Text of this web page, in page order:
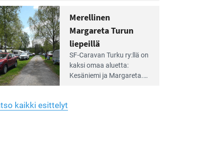
on 130 sähköllä
varustettua caravan-paik­
kaa sekä kymmenen
paikkaa ilman sähköä.
Merellinen
Margareta Turun
liepeillä
SF-Caravan Turku ry:llä on
kaksi omaa aluet­ta:
Kesäniemi ja Margareta.
kaikki esittelyt